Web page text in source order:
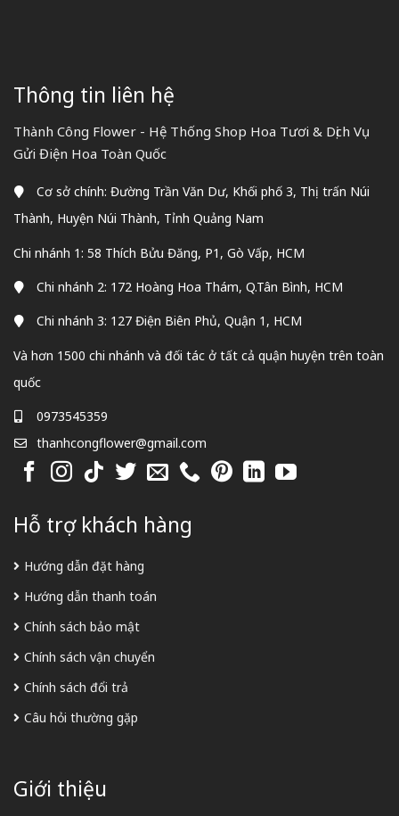
Thông tin liên hệ
Thành Công Flower - Hệ Thống Shop Hoa Tươi & Dịch Vụ
Gửi Điện Hoa Toàn Quốc
Cơ sở chính: Đường Trần Văn Dư, Khối phố 3, Thị trấn Núi
Thành, Huyện Núi Thành, Tỉnh Quảng Nam
Chi nhánh 1: 58 Thích Bửu Đăng, P1, Gò Vấp, HCM
Chi nhánh 2: 172 Hoàng Hoa Thám, Q.Tân Bình, HCM
Chi nhánh 3: 127 Điện Biên Phủ, Quận 1, HCM
Và hơn 1500 chi nhánh và đối tác ở tất cả quận huyện trên toàn
quốc
0973545359
thanhcongflower@gmail.com
Hỗ trợ khách hàng
Hướng dẫn đặt hàng
Hướng dẫn thanh toán
Chính sách bảo mật
Chính sách vận chuyển
Chính sách đổi trả
Câu hỏi thường gặp
Giới thiệu